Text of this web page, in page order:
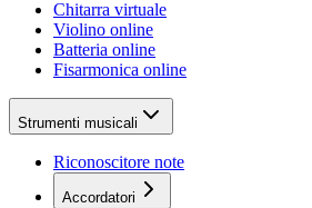
Chitarra virtuale
Violino online
Batteria online
Fisarmonica online
Strumenti musicali
Riconoscitore note
Accordatori